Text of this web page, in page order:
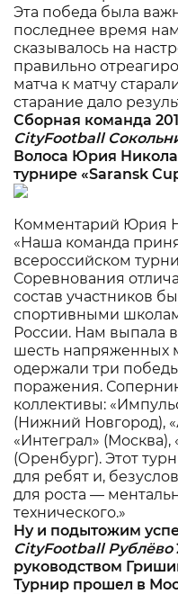
Эта победа была
последнее время
сказывалось на
правильно
матча к матчу
старание дало
Сборная команда
CityFootball
Волоса Юрия
турнире «Saransk
Комментарий Юрия
«Наша команда
всероссийском
Соревнования
состав участников
спортивными
России. Нам выпала
шесть напряженных
одержали три
поражения.
коллективы:
(Нижний Новгород),
«Интеграл»
(Оренбург). Этот
для ребят и,
для роста —
технического.»
Ну и подытожим
CityFootballРублёво
руководством
Турнир прошел в